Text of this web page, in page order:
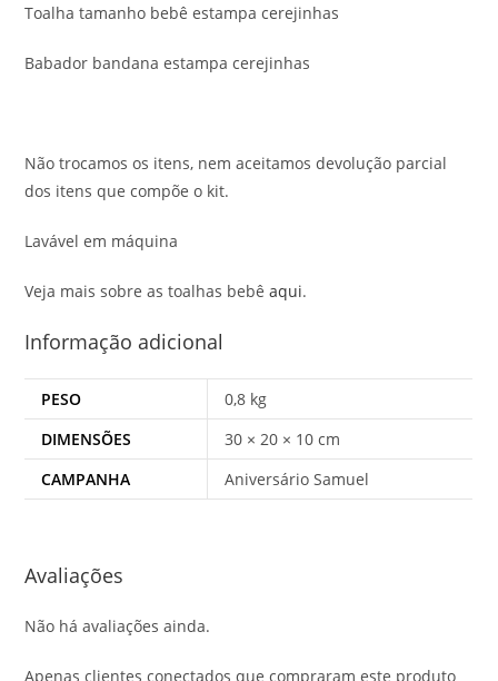
Toalha tamanho bebê estampa cerejinhas
Babador bandana estampa cerejinhas
Não trocamos os itens, nem aceitamos devolução parcial
dos itens que compõe o kit.
Lavável em máquina
Veja mais sobre as toalhas bebêaqui.
Informação adicional
PESO
0,8 kg
DIMENSÕES
30 × 20 × 10 cm
CAMPANHA
Aniversário Samuel
Avaliações
Não há avaliações ainda.
Apenas clientes conectados que compraram este produto